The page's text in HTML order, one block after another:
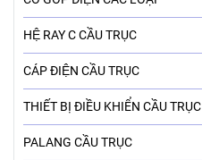
HỆ RAY C CẦU TRỤC
CÁP ĐIỆN CẦU TRỤC
THIẾT BỊ ĐIỀU KHIỂN CẦU TRỤC
PALANG CẦU TRỤC